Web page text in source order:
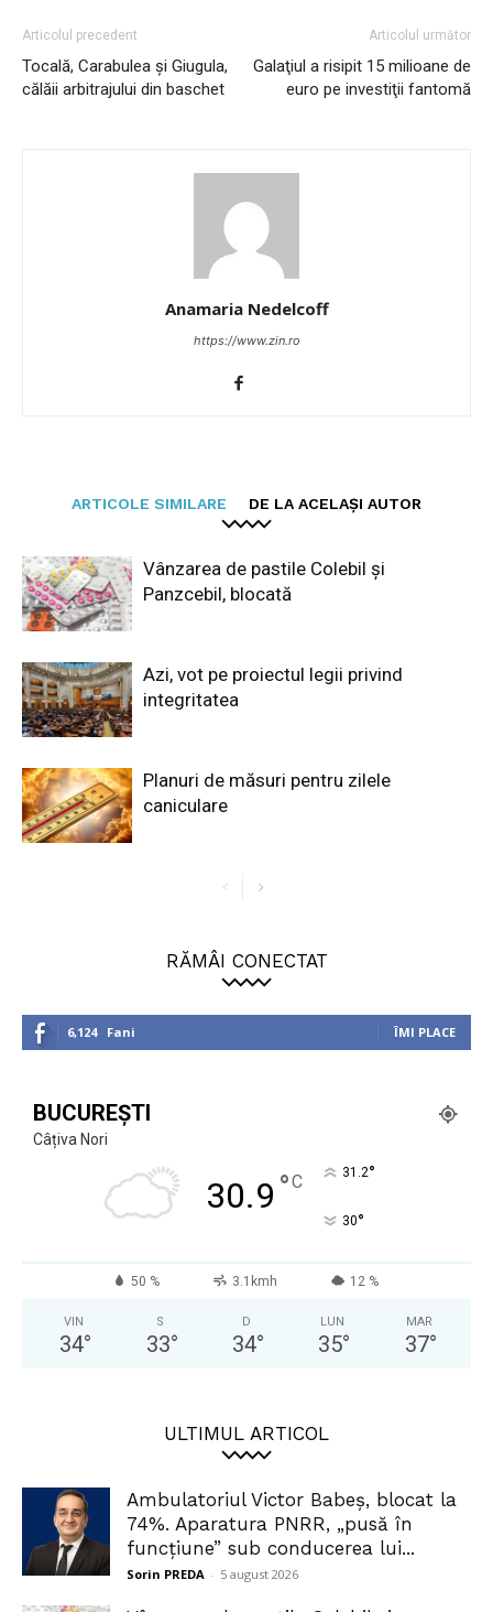
Articolul precedent
Tocală, Carabulea şi Giugula,
călăii arbitrajului din baschet
Articolul următor
Galaţiul a risipit 15 milioane de
euro pe investiţii fantomă
Anamaria Nedelcoff
https://www.zin.ro
ARTICOLE SIMILARE DE LA ACELAȘI AUTOR
Vânzarea de pastile Colebil și
Panzcebil, blocată
Azi, vot pe proiectul legii privind
integritatea
Planuri de măsuri pentru zilele
caniculare
RĂMÂI CONECTAT
6,124 Fani ÎMI PLACE
BUCUREȘTI
Câțiva Nori
30.9 °C 31.2°
30°
50 % 3.1kmh 12 %
VIN
34°
S
33°
D
34°
LUN
35°
MAR
37°
ULTIMUL ARTICOL
Ambulatoriul Victor Babeș, blocat la
74%. Aparatura PNRR, „pusă în
funcțiune” sub conducerea lui...
Sorin PREDA - 5 august 2026